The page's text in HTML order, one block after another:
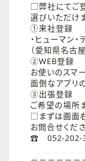
□弊社にてご
選びいただけま
①来社登録
・ヒューマン
（愛知県名古
②WEB登録
お使いのスマ
面倒なアプリ
③出張登録
ご希望の場所
□まずは画面右
お問合せく
☎ 052-202-